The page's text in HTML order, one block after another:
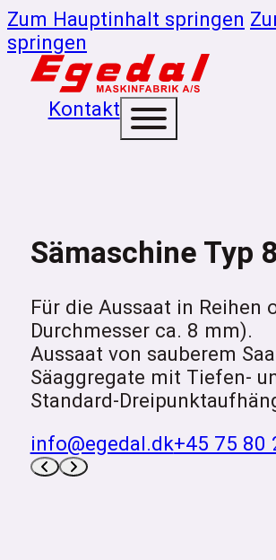
Zum Hauptinhalt springen
springen
Kontakt
Sämaschine Typ
Für die Aussaat in Reihen
Durchmesser ca. 8 mm).
Aussaat von sauberem
Säaggregate mit Tiefen-
Standard-
info@egedal.dk+45 75 80